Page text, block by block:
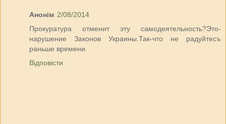
Анонім 2/08/2014
Прокуратура отменит эту самодеятельность?Это-
нарушение Законов Украины.Так-что не радуйтесъ
раньше времени.
Відповісти